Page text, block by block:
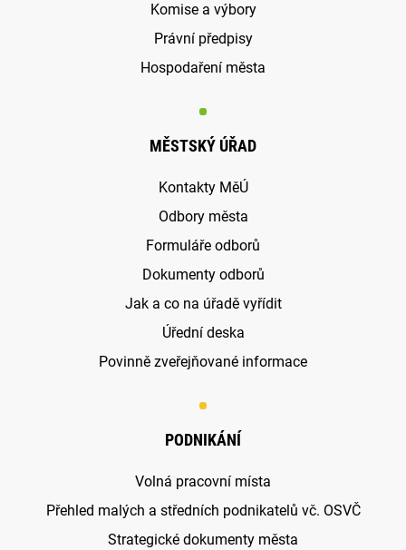
Komise a výbory
Právní předpisy
Hospodaření města
MĚSTSKÝ ÚŘAD
Kontakty MěÚ
Odbory města
Formuláře odborů
Dokumenty odborů
Jak a co na úřadě vyřídit
Úřední deska
Povinně zveřejňované informace
PODNIKÁNÍ
Volná pracovní místa
Přehled malých a středních podnikatelů vč. OSVČ
Strategické dokumenty města